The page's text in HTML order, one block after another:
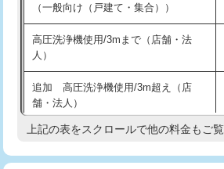
（一般向け（戸建て・集合））
高圧洗浄機使用/3mまで（店舗・法
人）
追加 高圧洗浄機使用/3m超え（店
舗・法人）
高度高圧洗浄換
上記の表をスクロールで他の料金もご